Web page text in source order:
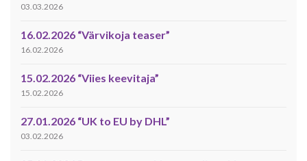
03.03.2026
16.02.2026 “Värvikoja teaser”
16.02.2026
15.02.2026 “Viies keevitaja”
15.02.2026
27.01.2026 “UK to EU by DHL”
03.02.2026